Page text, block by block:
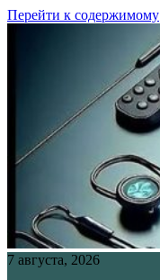
Перейти к содержимому
7 августа, 2026